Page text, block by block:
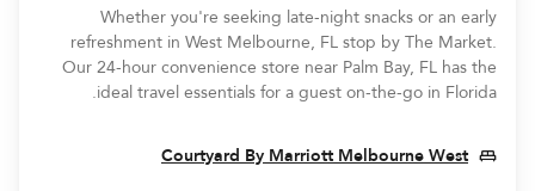
Whether you're seeking late-night snacks or an early
refreshment in West Melbourne, FL stop by The Market.
Our 24-hour convenience store near Palm Bay, FL has the
ideal travel essentials for a guest on-the-go in Florida.
Courtyard By Marriott Melbourne West
In New Window